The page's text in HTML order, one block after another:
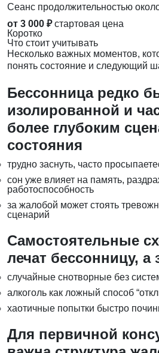
Сеанс продолжительностью
от 3 000 ₽ стартовая цена
Коротко
Что стоит учитывать
Несколько важных моментов,
понять состояние и следующий
Бессонница редко
изолированной и
более глубоким
состояния
трудно заснуть, часто
сон уже влияет на память,
работоспособность
за жалобой может стоять
сценарий
Самостоятельные
лечат бессонницу, а
случайные снотворные без
алкоголь как ложный способ
хаотичные попытки быстро
Для первичной